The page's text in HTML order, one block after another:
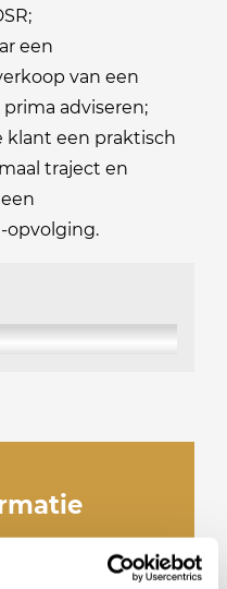
een
van een
prima adviseren;
klant een praktisch
traject en
opvolging.